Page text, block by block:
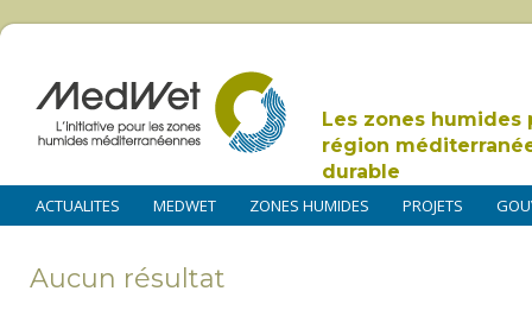
Les zones humides
région
durable
ACTUALITES MEDWET ZONES HUMIDES PROJETS
Aucun résultat